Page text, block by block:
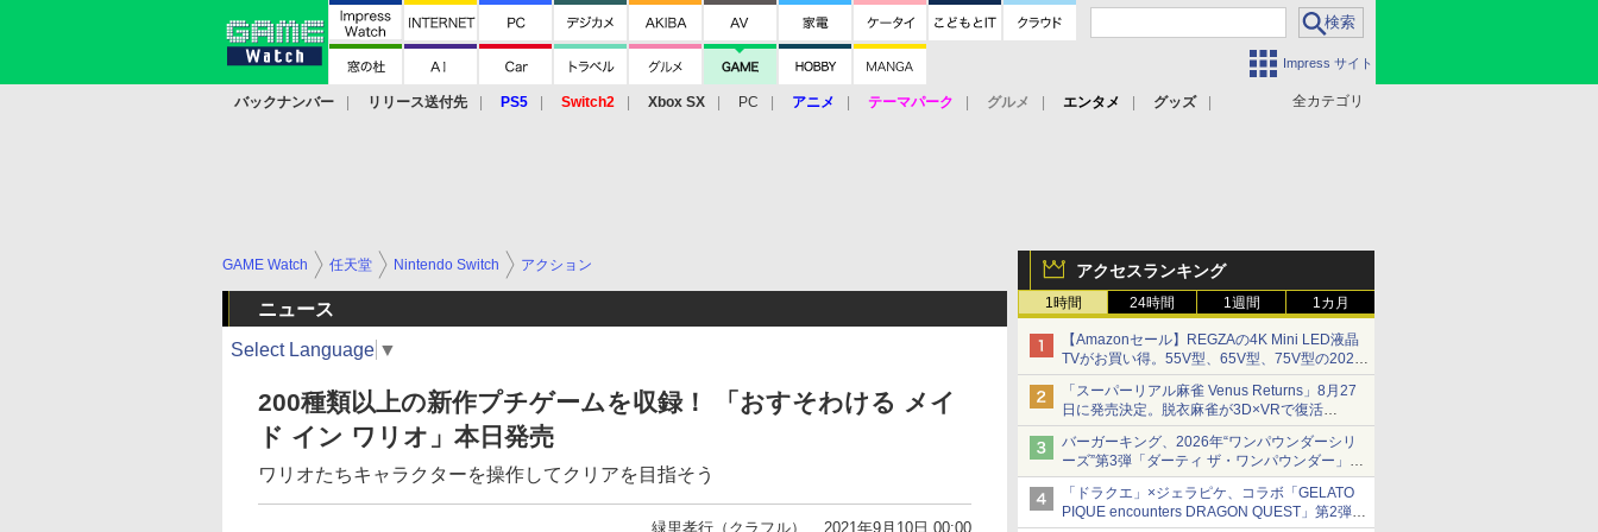
Impress サイト
全カテゴリ
バックナンバー リリース送付先 PS5 Switch2 Xbox SX PC アニメ テーマパーク グルメ エンタメ
グッズ
アクセスランキング
1時間 24時間 1週間 1カ月
【Amazonセール】REGZAの4K Mini LED液晶
TVがお買い得。55V型、65V型、75V型の2026
年モデルがラインナップ
「スーパーリアル麻雀 Venus Returns」8月27
日に発売決定。脱衣麻雀が3D×VRで復活
発売から2週間は20%オフになるセールが実施
バーガーキング、2026年“ワンパウンダーシリ
ーズ”第3弾「ダーティ ザ・ワンパウンダー」を
8月7日発売
「特製ガーリックマヨソース」を使用した超大
型チーズバーガー
「ドラクエ」×ジェラピケ、コラボ「GELATO
PIQUE encounters DRAGON QUEST」第2弾が
GAME Watch 任天堂 Nintendo Switch アクション
ニュース
Select Language ▼
200種類以上の新作プチゲームを収録！ 「おすそわける メイ
ド イン ワリオ」本日発売
ワリオたちキャラクターを操作してクリアを目指そう
緑里孝行（クラフル） 2021年9月10日 00:00